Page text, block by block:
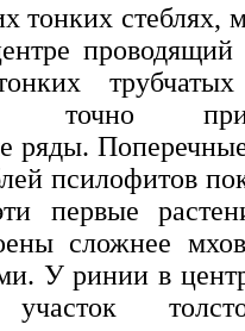
тонких стеблях,
проводящий
трубчатых
точно
ряды.
псилофитов
первые
сложнее
У ринии в